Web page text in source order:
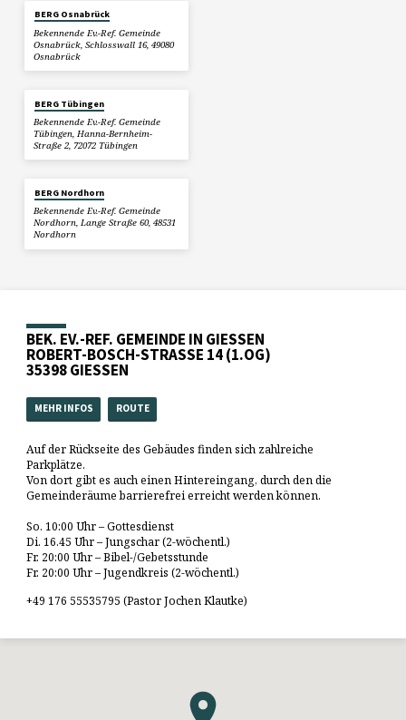
BERG Osnabrück
Bekennende Ev.-Ref. Gemeinde
Osnabrück, Schlosswall 16, 49080
Osnabrück
BERG Tübingen
Bekennende Ev.-Ref. Gemeinde
Tübingen, Hanna-Bernheim-
Straße 2, 72072 Tübingen
BERG Nordhorn
Bekennende Ev.-Ref. Gemeinde
Nordhorn, Lange Straße 60, 48531
Nordhorn
BEK. EV.-REF. GEMEINDE IN GIESSEN
ROBERT-BOSCH-STRASSE 14 (1.OG)
35398 GIESSEN
MEHR INFOS ROUTE
Auf der Rückseite des Gebäudes finden sich zahlreiche
Parkplätze.
Von dort gibt es auch einen Hintereingang, durch den die
Gemeinderäume barrierefrei erreicht werden können.
So. 10:00 Uhr – Gottesdienst
Di. 16.45 Uhr – Jungschar (2-wöchentl.)
Fr. 20:00 Uhr – Bibel-/Gebetsstunde
Fr. 20:00 Uhr – Jugendkreis (2-wöchentl.)
+49 176 55535795 (Pastor Jochen Klautke)